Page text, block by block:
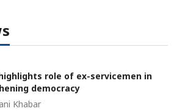
role of ex-servicemen in
democracy
Khabar